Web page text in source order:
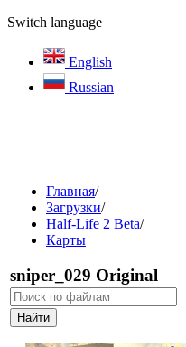
Switch language
English
Russian
Главная/
Загрузки/
Half-Life 2 Beta/
Карты
sniper_029 Original